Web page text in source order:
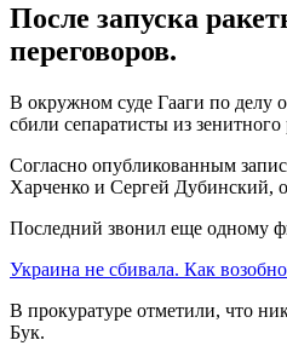
После запуска
переговоров.
В окружном суде Гааги по делу
сбили сепаратисты из
Согласно опубликованным
Харченко и Сергей Дубинский,
Последний звонил еще одному
Украина не сбивала. Как
В прокуратуре отметили, что
Бук.